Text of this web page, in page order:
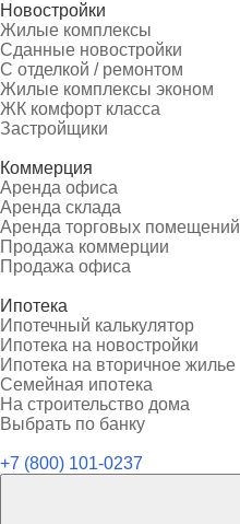
Новостройки
Жилые комплексы
Сданные новостройки
С отделкой / ремонтом
Жилые комплексы эконом
ЖК комфорт класса
Застройщики
Коммерция
Аренда офиса
Аренда склада
Аренда торговых помещений
Продажа коммерции
Продажа офиса
Ипотека
Ипотечный калькулятор
Ипотека на новостройки
Ипотека на вторичное жилье
Семейная ипотека
На строительство дома
Выбрать по банку
+7 (800) 101-0237